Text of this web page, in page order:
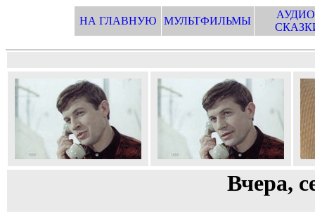
НА ГЛАВНУЮ МУЛЬТФИЛЬМЫ
Вчера,